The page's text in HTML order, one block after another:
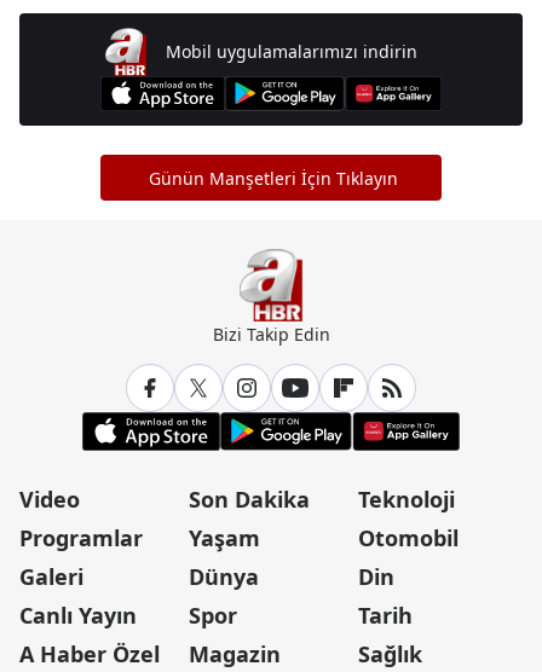
Mobil uygulamalarımızı indirin
Günün Manşetleri İçin Tıklayın
Bizi Takip Edin
Video
Programlar
Galeri
Canlı Yayın
A Haber Özel
Son Dakika
Yaşam
Dünya
Spor
Magazin
Teknoloji
Otomobil
Din
Tarih
Sağlık